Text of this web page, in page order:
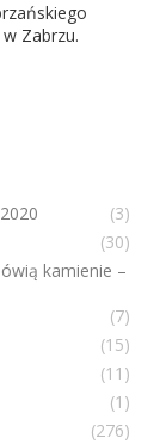
Zabrzu.
(3)
(30)
kamienie –
(7)
(15)
(11)
(1)
(276)